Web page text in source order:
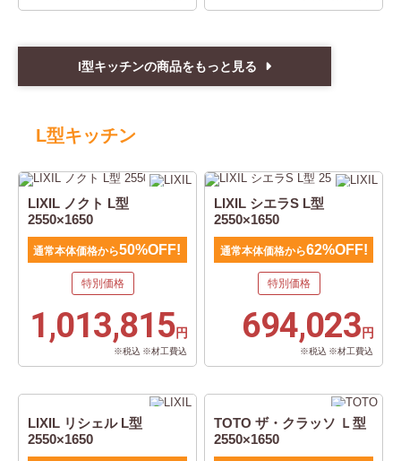
I型キッチンの商品をもっと見る
L型キッチン
LIXIL ノクト L型
2550×1650
通常本体価格から50%OFF!
特別価格
1,013,815円
※税込 ※材工費込
LIXIL シエラS L型
2550×1650
通常本体価格から62%OFF!
特別価格
694,023 円
※税込 ※材工費込
LIXIL リシェル L型
2550×1650
TOTO ザ・クラッソ Ｌ型
2550×1650